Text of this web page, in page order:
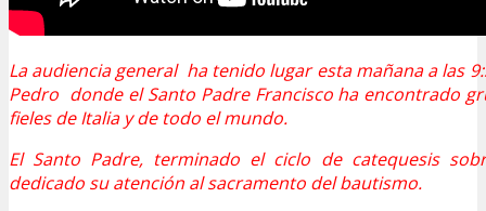
La audiencia general ha tenido lugar esta mañana a las
Pedro donde el Santo Padre Francisco ha encontrado
fieles de Italia y de todo el mundo.
El Santo Padre, terminado el ciclo de catequesis
dedicado su atención al sacramento del bautismo.